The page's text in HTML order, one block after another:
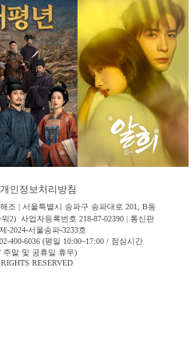
개인정보처리방침
조 | 서울특별시 송파구 송파대로 201, B동
2) 사업자등록번호 218-87-02390 | 통신판
-2024-서울송파-3233호
400-6036 (평일 10:00~17:00 / 점심시간
주말 및 공휴일 휴무)
RESERVED